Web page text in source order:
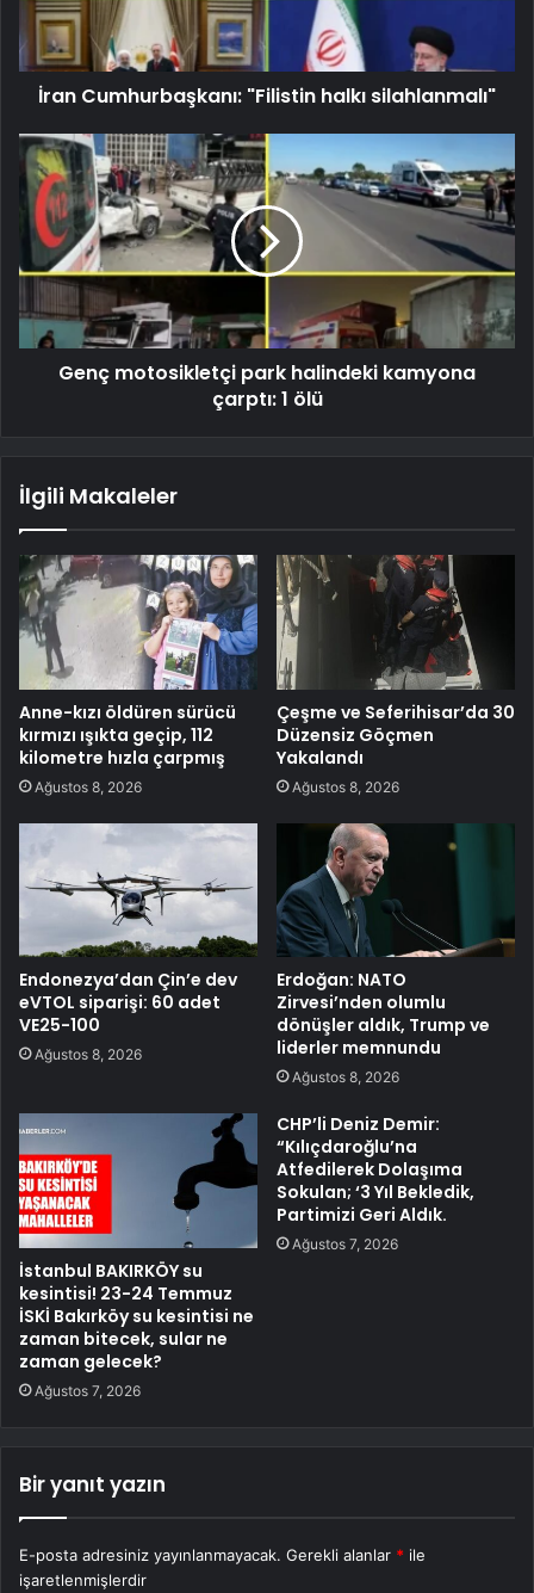
İran Cumhurbaşkanı: "Filistin halkı silahlanmalı"
Genç motosikletçi park halindeki kamyona
çarptı: 1 ölü
İlgili Makaleler
Anne-kızı öldüren sürücü
kırmızı ışıkta geçip, 112
kilometre hızla çarpmış
Ağustos 8, 2026
Çeşme ve Seferihisar’da 30
Düzensiz Göçmen
Yakalandı
Ağustos 8, 2026
Endonezya’dan Çin’e dev
eVTOL siparişi: 60 adet
VE25-100
Ağustos 8, 2026
Erdoğan: NATO
Zirvesi’nden olumlu
dönüşler aldık, Trump ve
liderler memnundu
Ağustos 8, 2026
İstanbul BAKIRKÖY su
kesintisi! 23-24 Temmuz
İSKİ Bakırköy su kesintisi ne
zaman bitecek, sular ne
zaman gelecek?
Ağustos 7, 2026
CHP’li Deniz Demir:
“Kılıçdaroğlu’na
Atfedilerek Dolaşıma
Sokulan; ‘3 Yıl Bekledik,
Partimizi Geri Aldık.
Ağustos 7, 2026
Bir yanıt yazın
E-posta adresiniz yayınlanmayacak. Gerekli alanlar * ile
işaretlenmişlerdir